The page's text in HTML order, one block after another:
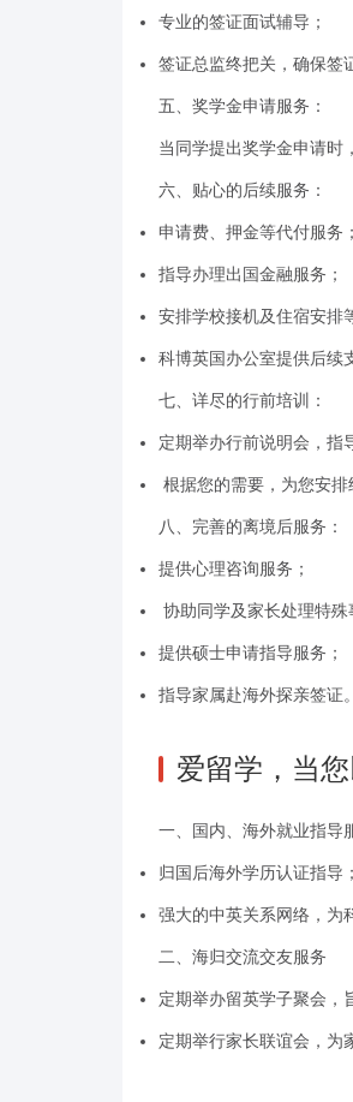
专业的签证面试辅导；
签证总监终把关，确保签
五、奖学金申请服务：
当同学提出奖学金申请时
六、贴心的后续服务：
申请费、押金等代付服务；
指导办理出国金融服务；
安排学校接机及住宿安排
科博英国办公室提供后续
七、详尽的行前培训：
定期举办行前说明会，指
根据您的需要，为您安排
八、完善的离境后服务：
提供心理咨询服务；
协助同学及家长处理特殊
提供硕士申请指导服务；
指导家属赴海外探亲签证。
爱留学，当
一、国内、海外就业指导
归国后海外学历认证指导；
强大的中英关系网络，为
二、海归交流交友服务
定期举办留英学子聚会，
定期举行家长联谊会，为